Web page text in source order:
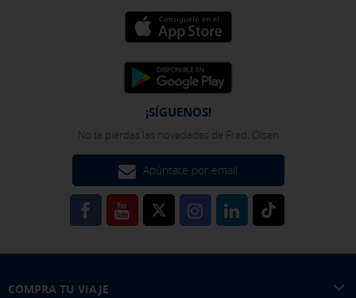
¡SÍGUENOS!
No te pierdas las novedades de Fred. Olsen
Apúntate por email
COMPRA TU VIAJE